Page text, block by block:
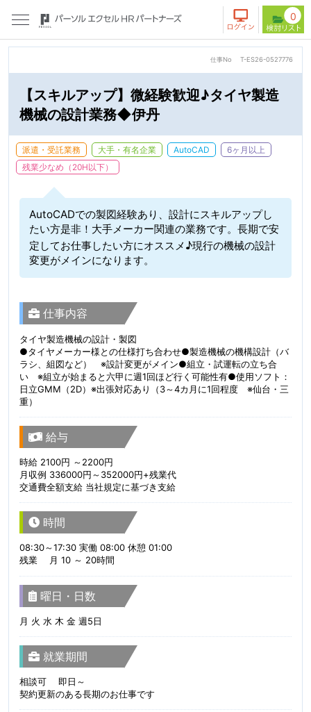
0
仕事No T-ES26-0527776
【スキルアップ】微経験歓迎♪タイヤ製造
機械の設計業務◆伊丹
派遣・受託業務 大手・有名企業 AutoCAD
6ヶ月以上
残業少なめ（20H以下）
AutoCADでの製図経験あり、設計にスキルアップし
たい方是非！大手メーカー関連の業務です。長期で安
定してお仕事したい方にオススメ♪現行の機械の設計
変更がメインになります。
仕事内容
タイヤ製造機械の設計・製図
●タイヤメーカー様との仕様打ち合わせ●製造機械の機構設計（バ
ラシ、組図など） ※設計変更がメイン●組立・試運転の立ち合
い ※組立が始まると六甲に週1回ほど行く可能性有●使用ソフト：
日立GMM（2D）※出張対応あり（3～4カ月に1回程度 ※仙台・三
重）
給与
時給 2100円 ～2200円
月収例 336000円～352000円+残業代
交通費全額支給 当社規定に基づき支給
時間
08:30～17:30 実働 08:00 休憩 01:00
残業 月 10 ～ 20時間
曜日・日数
月 火 水 木 金 週5日
就業期間
相談可 即日～
契約更新のある長期のお仕事です